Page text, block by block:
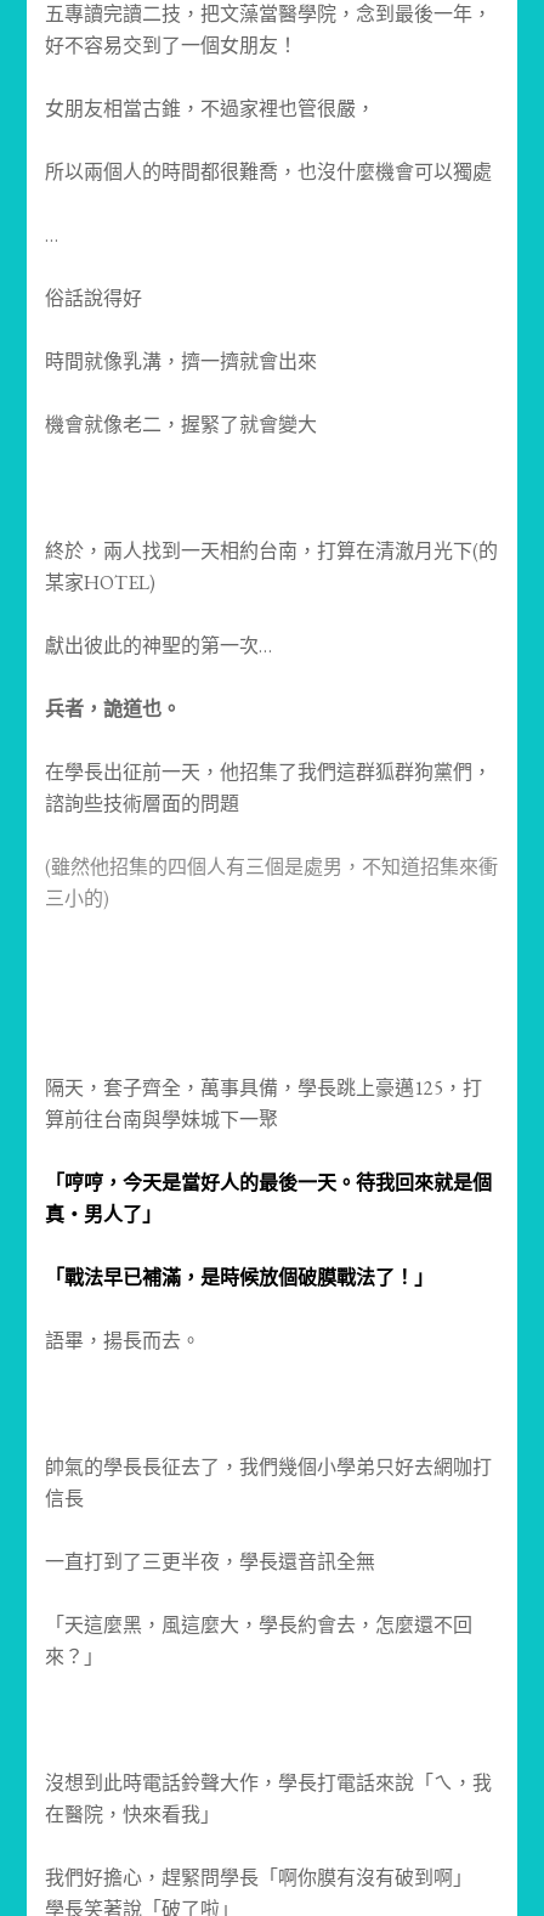
五專讀完讀二技，把文藻當醫學院，念到最後一年，
好不容易交到了一個女朋友！
女朋友相當古錐，不過家裡也管很嚴，
所以兩個人的時間都很難喬，也沒什麼機會可以獨處
…
俗話說得好
時間就像乳溝，擠一擠就會出來
機會就像老二，握緊了就會變大
終於，兩人找到一天相約台南，打算在清澈月光下(的
某家HOTEL)
獻出彼此的神聖的第一次…
兵者，詭道也。
在學長出征前一天，他招集了我們這群狐群狗黨們，
諮詢些技術層面的問題
(雖然他招集的四個人有三個是處男，不知道招集來衝
三小的)
隔天，套子齊全，萬事具備，學長跳上豪邁125，打
算前往台南與學妹城下一聚
「哼哼，今天是當好人的最後一天。待我回來就是個
真‧男人了」
「戰法早已補滿，是時候放個破膜戰法了！」
語畢，揚長而去。
帥氣的學長長征去了，我們幾個小學弟只好去網咖打
信長
一直打到了三更半夜，學長還音訊全無
「天這麼黑，風這麼大，學長約會去，怎麼還不回
來？」
沒想到此時電話鈴聲大作，學長打電話來說「ㄟ，我
在醫院，快來看我」
我們好擔心，趕緊問學長「啊你膜有沒有破到啊」
學長笑著說「破了啦」